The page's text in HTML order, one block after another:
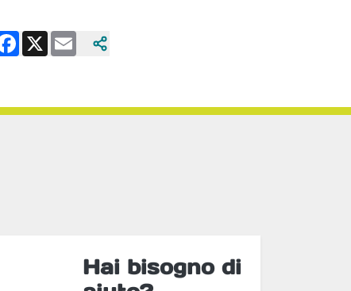
Facebook
X Email
Hai bisogno di